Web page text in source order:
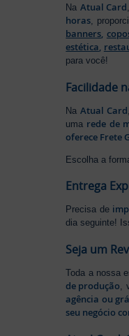
Na Atual Card
horas,
banners,
estética,
para você!
Facilidade
NaAtual Card
uma rede de
oferece Frete
Escolha a
Entrega
Precisa de
dia seguinte!
Seja um
Toda a nossa
de produção
agência ou
seu negócio